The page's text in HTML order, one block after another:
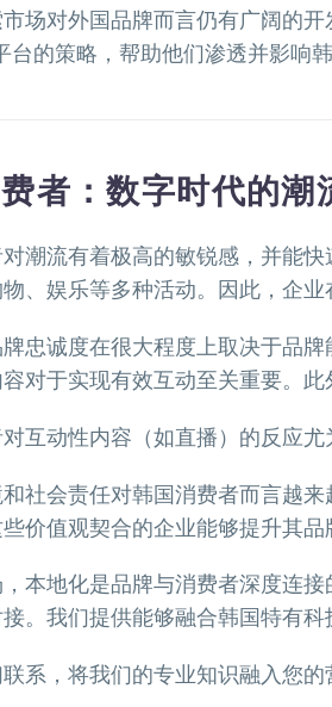
场对外国品牌而言仍有广阔的
台的策略，帮助他们渗透并影响
者：数字时代的潮
潮流有着极高的敏锐感，并能
、娱乐等多种活动。因此，企
忠诚度在很大程度上取决于品
对于实现有效互动至关重要。
互动性内容（如直播）的反应
社会责任对韩国消费者而言越
价值观契合的企业能够提升其品
本地化是品牌与消费者深度连
。我们提供能够融合韩国特有
系，将我们的专业知识融入您的